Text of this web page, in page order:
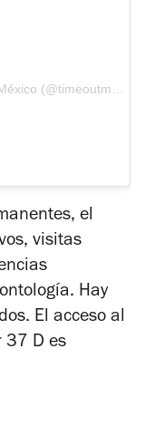
Una publicación compartida por Time Out México (@timeoutmexico)
el
visitas
Hay
El acceso al
37 D es